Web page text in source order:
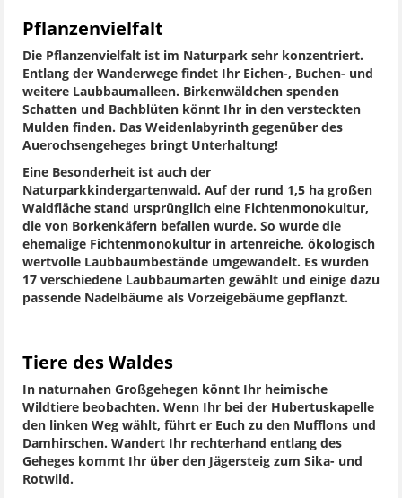
Pflanzenvielfalt
Die Pflanzenvielfalt ist im Naturpark sehr konzentriert.
Entlang der Wanderwege findet Ihr Eichen-, Buchen- und
weitere Laubbaumalleen. Birkenwäldchen spenden
Schatten und Bachblüten könnt Ihr in den versteckten
Mulden finden. Das Weidenlabyrinth gegenüber des
Auerochsengeheges bringt Unterhaltung!
Eine Besonderheit ist auch der
Naturparkkindergartenwald. Auf der rund 1,5 ha großen
Waldfläche stand ursprünglich eine Fichtenmonokultur,
die von Borkenkäfern befallen wurde. So wurde die
ehemalige Fichtenmonokultur in artenreiche, ökologisch
wertvolle Laubbaumbestände umgewandelt. Es wurden
17 verschiedene Laubbaumarten gewählt und einige dazu
passende Nadelbäume als Vorzeigebäume gepflanzt.
Tiere des Waldes
In naturnahen Großgehegen könnt Ihr heimische
Wildtiere beobachten. Wenn Ihr bei der Hubertuskapelle
den linken Weg wählt, führt er Euch zu den Mufflons und
Damhirschen. Wandert Ihr rechterhand entlang des
Geheges kommt Ihr über den Jägersteig zum Sika- und
Rotwild.